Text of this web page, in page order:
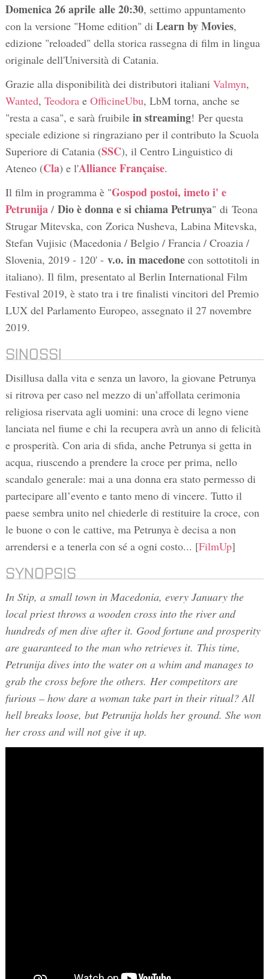
Domenica 26 aprile alle 20:30, settimo appuntamento
con la versione "Home edition" di Learn by Movies,
edizione "reloaded" della storica rassegna di film in lingua
originale dell'Università di Catania.
Grazie alla disponibilità dei distributori italiani Valmyn,
Wanted, Teodorae OfficineUbu, LbM torna, anche se
"resta a casa", e sarà fruibile instreaming! Per questa
speciale edizione si ringraziano per il contributo la Scuola
Superiore di Catania (SSC), il Centro Linguistico di
Ateneo (Cla) e l'Alliance Française.
Il film in programma è "Gospod postoi, imeto i' e
Petrunija/ Dio è donna e si chiama Petrunya" di Teona
Strugar Mitevska, con Zorica Nusheva, Labina Mitevska,
Stefan Vujisic (Macedonia / Belgio / Francia / Croazia /
Slovenia, 2019 - 120' - v.o. in macedone con sottotitoli in
italiano). Il film, presentato al Berlin International Film
Festival 2019, è stato tra i tre finalisti vincitori del Premio
LUX del Parlamento Europeo, assegnato il 27 novembre
2019.
SINOSSI
Disillusa dalla vita e senza un lavoro, la giovane Petrunya
si ritrova per caso nel mezzo di un’affollata cerimonia
religiosa riservata agli uomini: una croce di legno viene
lanciata nel fiume e chi la recupera avrà un anno di felicità
e prosperità. Con aria di sfida, anche Petrunya si getta in
acqua, riuscendo a prendere la croce per prima, nello
scandalo generale: mai a una donna era stato permesso di
partecipare all’evento e tanto meno di vincere. Tutto il
paese sembra unito nel chiederle di restituire la croce, con
le buone o con le cattive, ma Petrunya è decisa a non
arrendersi e a tenerla con sé a ogni costo... [FilmUp]
SYNOPSIS
In Stip, a small town in Macedonia, every January the
local priest throws a wooden cross into the river and
hundreds of men dive after it. Good fortune and prosperity
are guaranteed to the man who retrieves it. This time,
Petrunija dives into the water on a whim and manages to
grab the cross before the others. Her competitors are
furious – how dare a woman take part in their ritual? All
hell breaks loose, but Petrunija holds her ground. She won
her cross and will not give it up.